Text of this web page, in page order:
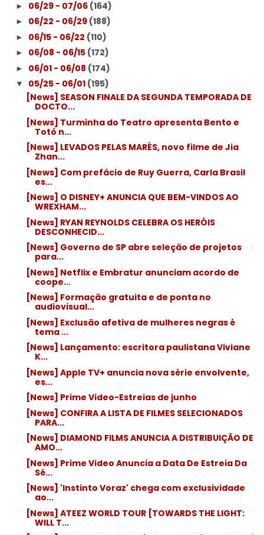
► 06/29 - 07/06 (164)
► 06/22 - 06/29 (188)
► 06/15 - 06/22 (110)
► 06/08 - 06/15 (172)
► 06/01 - 06/08 (174)
▼ 05/25 - 06/01 (195)
[News] SEASON FINALE DA SEGUNDA TEMPORADA DE
DOCTO...
[News] Turminha do Teatro apresenta Bento e
Totó n...
[News] LEVADOS PELAS MARÉS, novo filme de Jia
Zhan...
[News] Com prefácio de Ruy Guerra, Carla Brasil
es...
[News] O DISNEY+ ANUNCIA QUE BEM-VINDOS AO
WREXHAM...
[News] RYAN REYNOLDS CELEBRA OS HERÓIS
DESCONHECID...
[News] Governo de SP abre seleção de projetos
para...
[News] Netflix e Embratur anunciam acordo de
coope...
[News] Formação gratuita e de ponta no
audiovisual...
[News] Exclusão afetiva de mulheres negras é
tema ...
[News] Lançamento: escritora paulistana Viviane
K...
[News] Apple TV+ anuncia nova série envolvente,
es...
[News] Prime Video-Estreias de junho
[News] CONFIRA A LISTA DE FILMES SELECIONADOS
PARA...
[News] DIAMOND FILMS ANUNCIA A DISTRIBUIÇÃO DE
AMO...
[News] Prime Video Anuncia a Data De Estreia Da
Sé...
[News] 'Instinto Voraz' chega com exclusividade
ao...
[News] ATEEZ WORLD TOUR [TOWARDS THE LIGHT:
WILL T...